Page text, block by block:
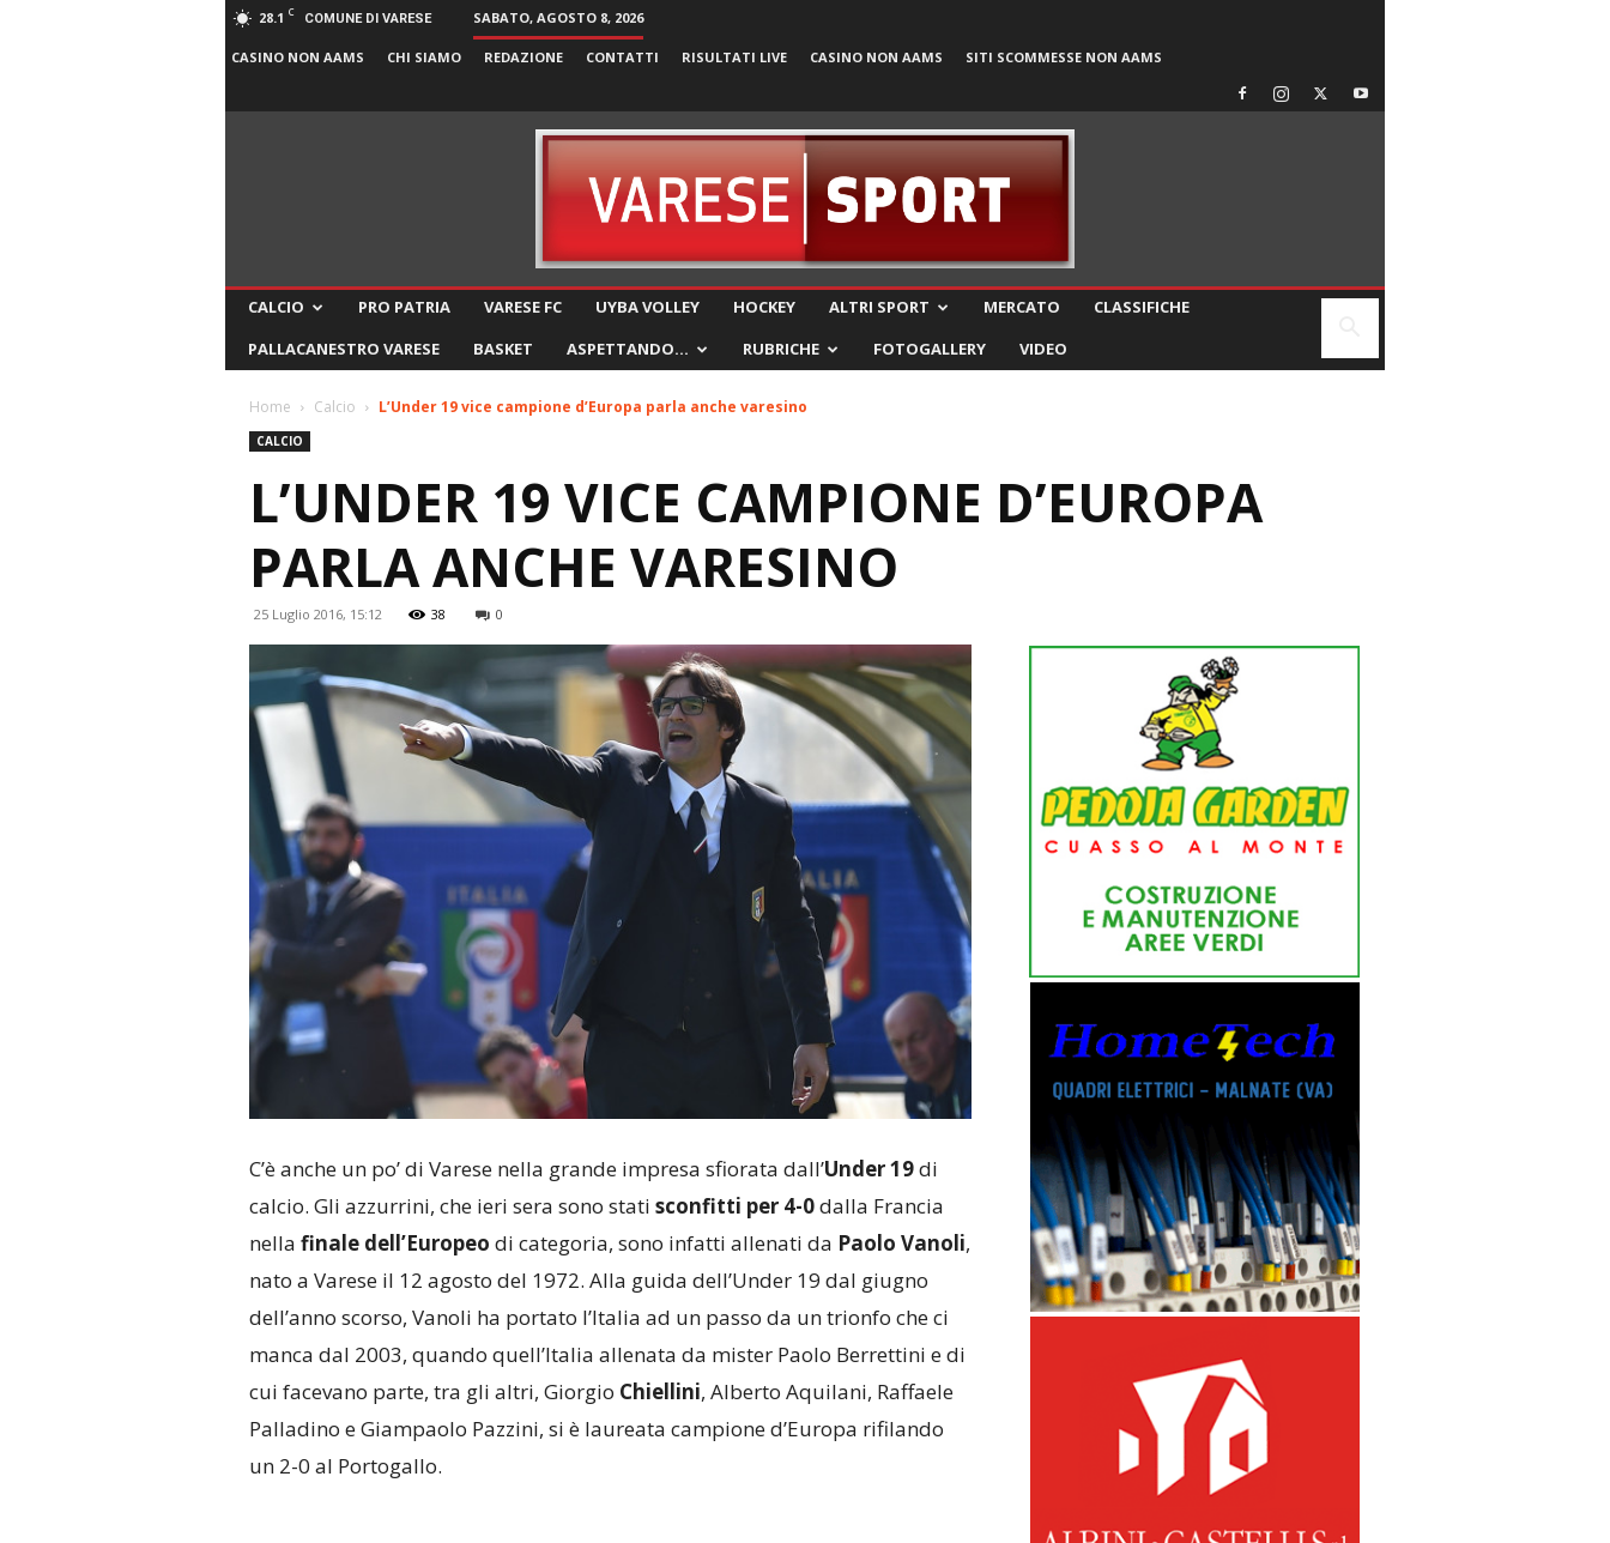
28.1 C COMUNE DI VARESE SABATO, AGOSTO 8, 2026
CASINO NON AAMS CHI SIAMO REDAZIONE CONTATTI RISULTATI LIVE CASINO NON AAMS SITI SCOMMESSE NON AAMS
CALCIO PRO PATRIA VARESE FC UYBA VOLLEY HOCKEY ALTRI SPORT MERCATO
CLASSIFICHE
PALLACANESTRO VARESE
BASKET ASPETTANDO… RUBRICHE FOTOGALLERY VIDEO
Home Calcio L’Under 19 vice campione d’Europa parla anche varesino
CALCIO
L’UNDER 19 VICE CAMPIONE D’EUROPA
PARLA ANCHE VARESINO
25 Luglio 2016, 15:12 38 0
C’è anche un po’ di Varese nella grande impresa sfiorata dall’Under 19di
calcio. Gli azzurrini, che ieri sera sono stati sconfitti per 4-0dalla Francia
nella finale dell’Europeo di categoria, sono infatti allenati da Paolo Vanoli,
nato a Varese il 12 agosto del 1972. Alla guida dell’Under 19 dal giugno
dell’anno scorso, Vanoli ha portato l’Italia ad un passo da un trionfo che ci
manca dal 2003, quando quell’Italia allenata da mister Paolo Berrettini e di
cui facevano parte, tra gli altri, Giorgio Chiellini, Alberto Aquilani, Raffaele
Palladino e Giampaolo Pazzini, si è laureata campione d’Europa rifilando
un 2-0 al Portogallo.